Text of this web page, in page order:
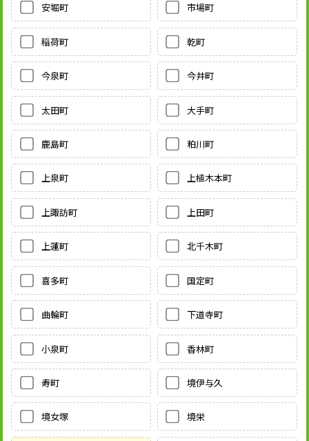
安堀町 市場町
稲荷町 乾町
今泉町 今井町
太田町 大手町
鹿島町 粕川町
上泉町 上植木本町
上諏訪町 上田町
上蓮町 北千木町
喜多町 国定町
曲輪町 下道寺町
小泉町 香林町
寿町 境伊与久
境女塚 境栄